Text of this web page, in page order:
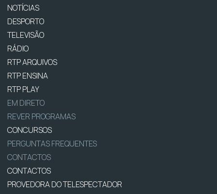
NOTÍCIAS
DESPORTO
TELEVISÃO
RÁDIO
RTP ARQUIVOS
RTP ENSINA
RTP PLAY
EM DIRETO
REVER PROGRAMAS
CONCURSOS
PERGUNTAS FREQUENTES
CONTACTOS
CONTACTOS
PROVEDORA DO TELESPECTADOR